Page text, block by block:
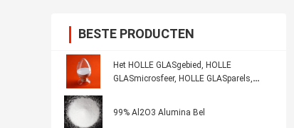
BESTE PRODUCTEN
Het HOLLE GLASgebied, HOLLE
GLASmicrosfeer, HOLLE GLASparels,
99% Al2O3 Alumina Bel